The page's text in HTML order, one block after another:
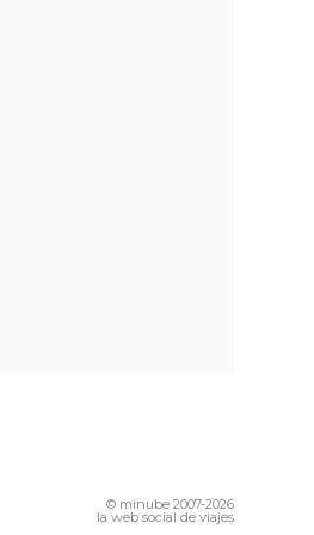
© minube 2007-2026
la web social de viajes